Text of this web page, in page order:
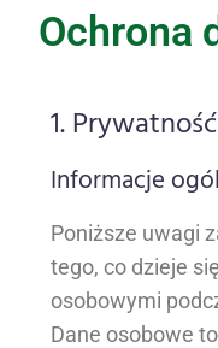
Ochrona
1.
Informacje
Poniższe uwagi
tego, co dzieje
osobowymi
Dane osobowe